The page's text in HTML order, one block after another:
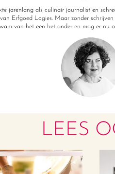
jarenlang als culinair journalist en
Erfgoed Logies. Maar zonder
van het een het ander en mag er nu
LEES